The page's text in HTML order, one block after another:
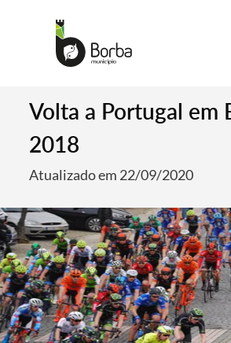
Volta a Portugal em
2018
Atualizado em 22/09/2020